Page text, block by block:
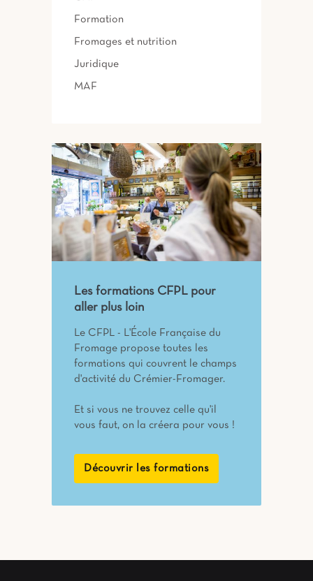
Formation
Fromages et nutrition
Juridique
MAF
Les formations CFPL pour
aller plus loin
Le CFPL - L'École Française du
Fromage propose toutes les
formations qui couvrent le champs
d'activité du Crémier-Fromager.
Et si vous ne trouvez celle qu'il
vous faut, on la créera pour vous !
Découvrir les formations